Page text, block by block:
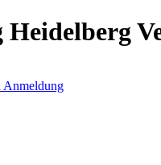
Anmeldung